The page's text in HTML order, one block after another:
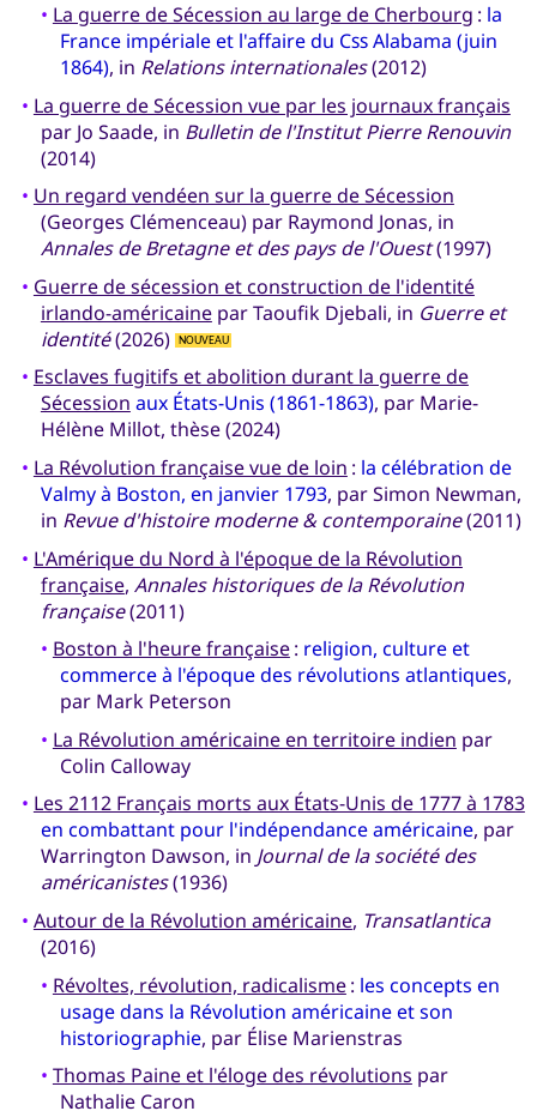
• La guerre de Sécession au large de Cherbourg : la
France impériale et l'affaire du CssAlabama (juin
1864), in Relations internationales(2012)
• La guerre de Sécession vue par les journaux français
par Jo Saade, in Bulletin de l'Institut Pierre Renouvin
(2014)
• Un regard vendéen sur la guerre de Sécession
(Georges Clémenceau) par Raymond Jonas, in
Annales de Bretagne et des pays de l'Ouest(1997)
• Guerre de sécession et construction de l'identité
irlando-américainepar Taoufik Djebali, in Guerre et
identité(2026) NOUVEAU
• Esclaves fugitifs et abolition durant la guerre de
Sécession aux États-Unis (1861-1863), par Marie-
Hélène Millot, thèse (2024)
• La Révolution française vue de loin : la célébration de
Valmy à Boston, en janvier 1793, par Simon Newman,
in Revue d'histoire moderne & contemporaine(2011)
• L'Amérique du Nord à l'époque de la Révolution
française, Annales historiques de la Révolution
française(2011)
• Boston à l'heure française: religion, culture et
commerce à l'époque des révolutions atlantiques,
par Mark Peterson
• La Révolution américaine en territoire indien par
Colin Calloway
• Les 2112 Français morts aux États-Unis de 1777 à 1783
en combattant pour l'indépendance américaine, par
Warrington Dawson, in Journal de la société des
américanistes(1936)
• Autour de la Révolution américaine, Transatlantica
(2016)
• Révoltes, révolution, radicalisme: les concepts en
usage dans la Révolution américaine et son
historiographie, par Élise Marienstras
• Thomas Paine et l'éloge des révolutions par
Nathalie Caron